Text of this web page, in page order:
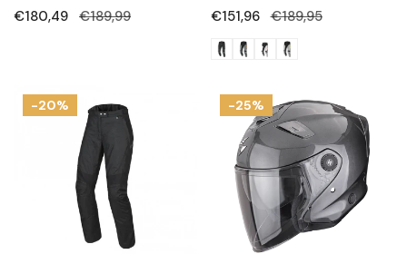
Prezzo
€180,49
Prezzo
€189,99
Prezzo
vendita
€151,96
Prezzo
€189,95
Pantaloni
Touring
-20%
Casco
Scorpion
Exo-
Grigio
Metallizzato
-25%